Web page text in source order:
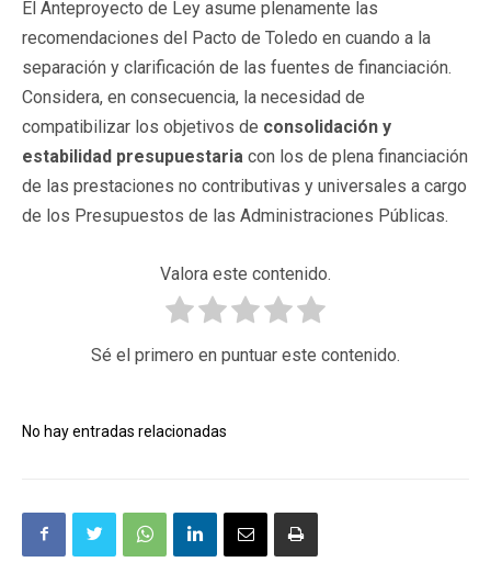
El Anteproyecto de Ley asume plenamente las
recomendaciones del Pacto de Toledo en cuando a la
separación y clarificación de las fuentes de financiación.
Considera, en consecuencia, la necesidad de
compatibilizar los objetivos de consolidación y
estabilidad presupuestaria con los de plena financiación
de las prestaciones no contributivas y universales a cargo
de los Presupuestos de las Administraciones Públicas.
Valora este contenido.
Sé el primero en puntuar este contenido.
No hay entradas relacionadas